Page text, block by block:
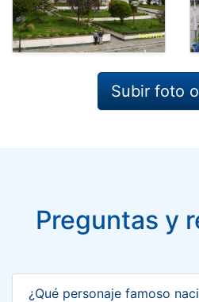
Subir foto
Preguntas y
¿Qué personaje famoso